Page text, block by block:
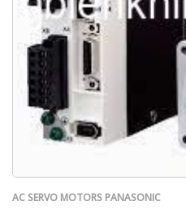
AC SERVO MOTORS PANASONIC